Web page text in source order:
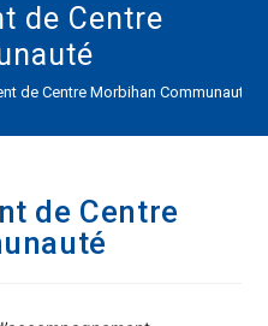
de Centre
de Centre Morbihan Communauté
de Centre